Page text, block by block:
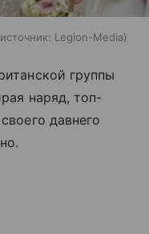
источник: Legion-Media
группы
наряд, топ-
давнего